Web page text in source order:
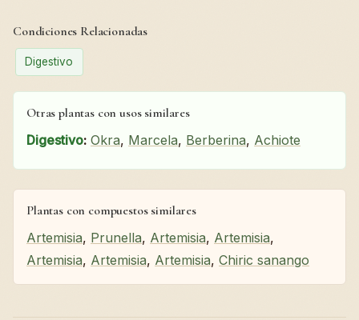
Condiciones Relacionadas
Digestivo
Otras plantas con usos similares
Digestivo: Okra, Marcela, Berberina, Achiote
Plantas con compuestos similares
Artemisia, Prunella, Artemisia, Artemisia,
Artemisia, Artemisia, Artemisia, Chiric sanango